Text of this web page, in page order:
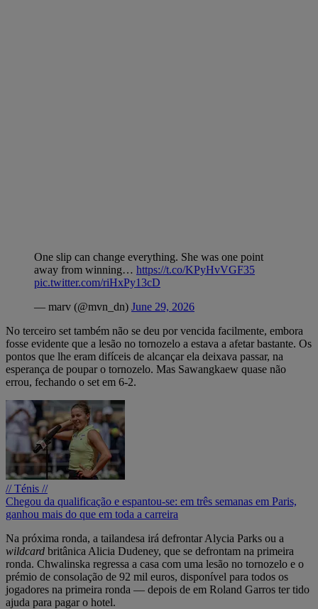
One slip can change everything. She was one point
away from winning… https://t.co/KPyHvVGF35
pic.twitter.com/riHxPy13cD
— marv (@mvn_dn) June 29, 2026
No terceiro set também não se deu por vencida facilmente, embora
fosse evidente que a lesão no tornozelo a estava a afetar bastante. Os
pontos que lhe eram difíceis de alcançar ela deixava passar, na
esperança de poupar o tornozelo. Mas Sawangkaew quase não
errou, fechando o set em 6-2.
// Ténis //
Chegou da qualificação e espantou-se: em três semanas em Paris,
ganhou mais do que em toda a carreira
Na próxima ronda, a tailandesa irá defrontar Alycia Parks ou a
wildcard britânica Alicia Dudeney, que se defrontam na primeira
ronda. Chwalinska regressa a casa com uma lesão no tornozelo e o
prémio de consolação de 92 mil euros, disponível para todos os
jogadores na primeira ronda — depois de em Roland Garros ter tido
ajuda para pagar o hotel.